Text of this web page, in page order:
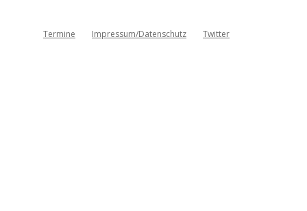
Termine Impressum/Datenschutz Twitter